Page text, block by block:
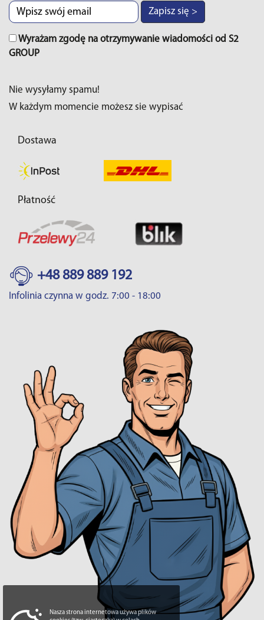
Zapisz się >
Wyrażam zgodę na otrzymywanie wiadomości od S2
GROUP
Nie wysyłamy spamu!
W każdym momencie możesz sie wypisać
Dostawa
Płatność
+48 889 889 192
Infolinia czynna w godz. 7:00 - 18:00
Nasza strona internetowa używa plików